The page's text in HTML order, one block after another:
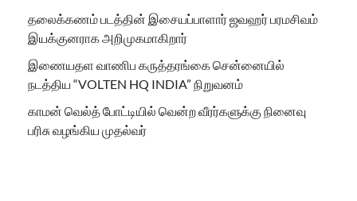
தலைக்கணம் படத்தின் இசையப்பாளார் ஜவஹர் பரமசிவம்
இயக்குனராக அறிமுகமாகிறார்
இணையதள வாணிப கருத்தரங்கை சென்னையில்
நடத்திய “VOLTEN HQ INDIA” நிறுவனம்
காமன் வெல்த் போட்டியில் வென்ற வீரர்களுக்கு நினைவு
பரிசு வழங்கிய முதல்வர்